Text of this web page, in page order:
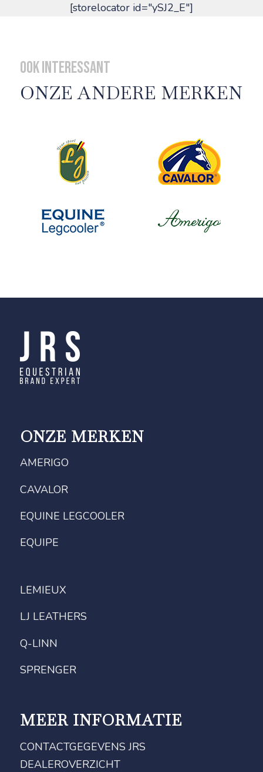
[storelocator id="ySJ2_E"]
Ook interessant
ONZE ANDERE MERKEN
ONZE MERKEN
AMERIGO
CAVALOR
EQUINE LEGCOOLER
EQUIPE
LEMIEUX
LJ LEATHERS
Q-LINN
SPRENGER
MEER INFORMATIE
CONTACTGEGEVENS JRS
DEALEROVERZICHT